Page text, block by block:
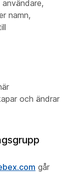
namn,
och ändrar
går